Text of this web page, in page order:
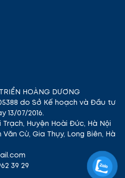
HOÀNG DƯƠNG
do Sở Kế hoạch và Đầu tư
13/07/2016.
Huyện Hoài Đức, Hà Nội
Cừ, Gia Thụy, Long Biên, Hà
39 29